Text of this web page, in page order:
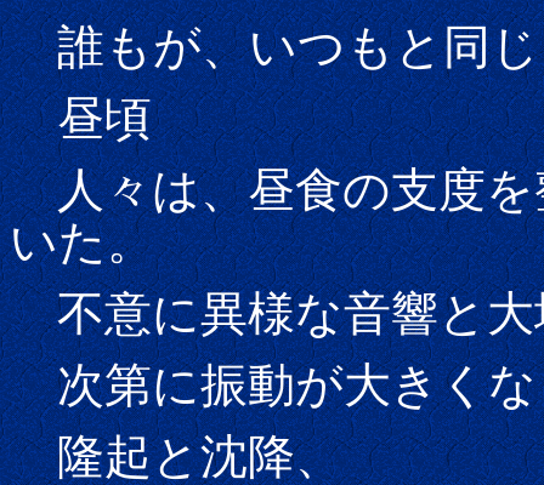
誰もが、いつもと同じ
昼頃
人々は、昼食の支度を
いた。
不意に異様な音響と大
次第に振動が大きくな
隆起と沈降、